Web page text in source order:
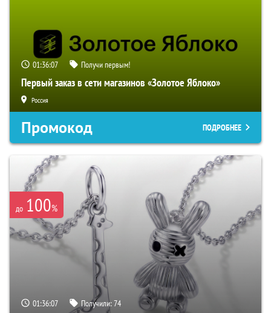
01:36:06 Получи первым!
Первый заказ в сети магазинов «Золотое Яблоко»
Россия
Промокод ПОДРОБНЕЕ
до 100%
01:36:06 Получили:74